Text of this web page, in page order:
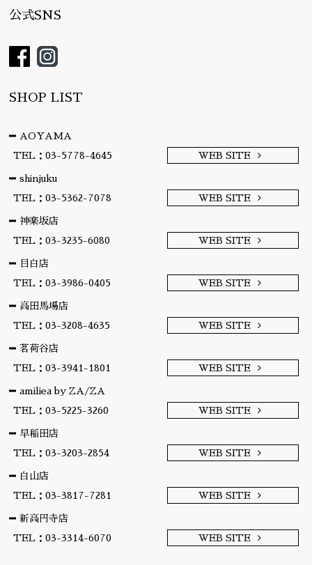
公式SNS
SHOP LIST
AOYAMA
TEL：03-5778-4645
WEB SITE
shinjuku
TEL：03-5362-7078
WEB SITE
神楽坂店
TEL：03-3235-6080
WEB SITE
目白店
TEL：03-3986-0405
WEB SITE
高田馬場店
TEL：03-3208-4635
WEB SITE
茗荷谷店
TEL：03-3941-1801
WEB SITE
amiliea by ZA/ZA
TEL：03-5225-3260
WEB SITE
早稲田店
TEL：03-3203-2854
WEB SITE
白山店
TEL：03-3817-7281
WEB SITE
新高円寺店
TEL：03-3314-6070
WEB SITE